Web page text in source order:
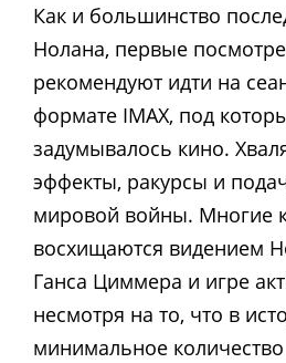
Как и большинство
Нолана, первые
рекомендуют идти на
формате IMAX, под
задумывалось кино.
эффекты, ракурсы и
мировой войны. Многие
восхищаются видением
Ганса Циммера и игре
несмотря на то, что в
минимальное